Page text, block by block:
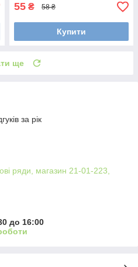
55 ₴ 58 ₴
Купити
ще
за рік
ряди, магазин 21-01-223,
до 16:00